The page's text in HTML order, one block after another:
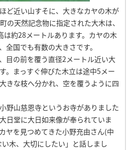
ど近い山すそに、大きなカヤの木が
の天然記念物に指定された大木は、
は約28メートルあります。カヤの木
全国でも有数の大きさです。
目の前を覆う直径2メートル近い大
。まっすぐ伸びた木立は途中5メー
きな枝へ分かれ、空を覆うように四
野山慈恩寺というお寺がありました
日堂に大日如来像が奉られていま
ヤを見つめてきた小野充由さん(中
木、大切にしたい」と話しまし